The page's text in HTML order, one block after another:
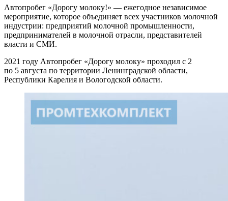
Автопробег «Дорогу молоку!» — ежегодное независимое
мероприятие, которое объединяет всех участников молочной
индустрии: предприятий молочной промышленности,
предпринимателей в молочной отрасли, представителей
власти и СМИ.
2021 году Автопробег «Дорогу молоку» проходил с 2
по 5 августа по территории Ленинградской области,
Республики Карелия и Вологодской области.